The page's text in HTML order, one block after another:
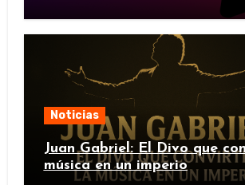
Noticias
Juan Gabriel: El Divo que
música en un imperio